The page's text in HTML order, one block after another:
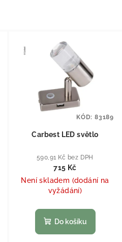
Carbest LED světlo
590,91 Kč bez DPH
715 Kč
Není skladem (dodání na
vyžádání)
Do košíku
KÓD: 83189